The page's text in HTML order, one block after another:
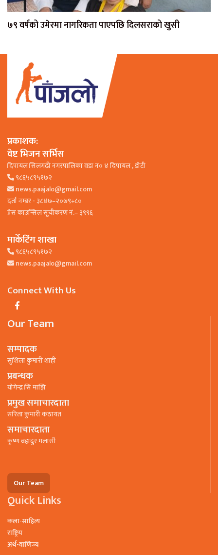
७९ वर्षको उमेरमा नागरिकता पाएपछि दिलसराको खुसी
प्रकाशक:
वेष्ट भिजन सर्भिस
दिपायल सिलगढी नगरपालिका वडा न० ४ दिपायल , डाेटी
९८६५८९५१७२
news.paajalo@gmail.com
दर्ता नम्बर - ३८४७–२०७९÷८०
प्रेस काउन्सिल सूचीकरण नं.– ३९९६
मार्केटिंग शाखा
९८६५८९५१७२
news.paajalo@gmail.com
Connect With Us
Our Team
सम्पादक
सुशिला कुमारी शाही
प्रबन्धक
याेगेन्द्र सिं माझि
प्रमुख समाचारदाता
सरिता कुमारी कठायत
समाचारदाता
कृष्ण बहादुर मलासी
Our Team
Quick Links
कला-साहित्य
राष्ट्रिय
अर्थ-वाणिज्य